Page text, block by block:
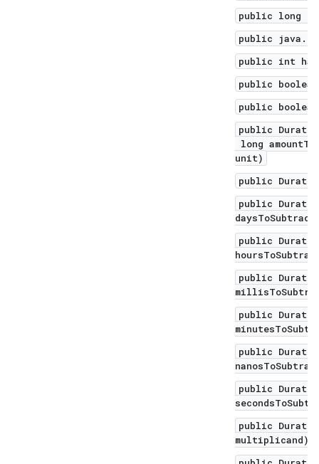
public long
public
public int
public
public
public
long
unit)
public
public
public
public
public
public
public
public
multiplicand)